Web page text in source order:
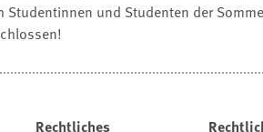
und Studenten der
Rechtliches